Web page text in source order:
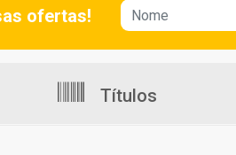
ofertas!
Títulos